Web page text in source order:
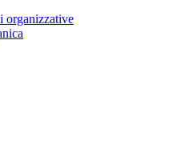
organizzative